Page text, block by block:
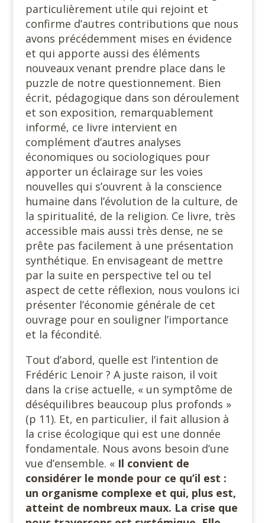
particulièrement utile qui rejoint et
confirme d’autres contributions que nous
avons précédemment mises en évidence
et qui apporte aussi des éléments
nouveaux venant prendre place dans le
puzzle de notre questionnement. Bien
écrit, pédagogique dans son déroulement
et son exposition, remarquablement
informé, ce livre intervient en
complément d’autres analyses
économiques ou sociologiques pour
apporter un éclairage sur les voies
nouvelles qui s’ouvrent à la conscience
humaine dans l’évolution de la culture, de
la spiritualité, de la religion. Ce livre, très
accessible mais aussi très dense, ne se
prête pas facilement à une présentation
synthétique. En envisageant de mettre
par la suite en perspective tel ou tel
aspect de cette réflexion, nous voulons ici
présenter l’économie générale de cet
ouvrage pour en souligner l’importance
et la fécondité.
Tout d’abord, quelle est l’intention de
Frédéric Lenoir ? A juste raison, il voit
dans la crise actuelle, « un symptôme de
déséquilibres beaucoup plus profonds »
(p 11). Et, en particulier, il fait allusion à
la crise écologique qui est une donnée
fondamentale. Nous avons besoin d’une
vue d’ensemble. « Il convient de
considérer le monde pour ce qu’il est :
un organisme complexe et qui, plus est,
atteint de nombreux maux. La crise que